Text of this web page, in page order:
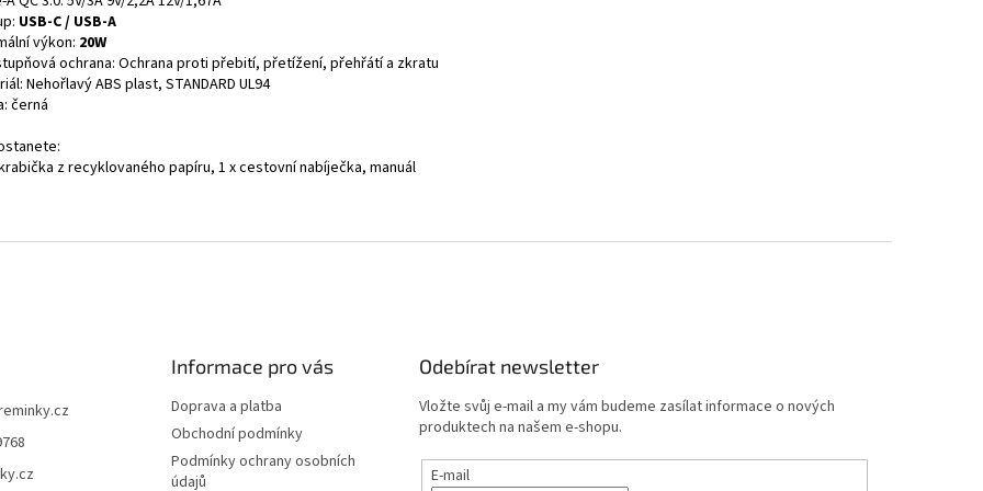
USB-C / USB-A
výkon: 20W
ochrana: Ochrana proti přebití, přetížení, přehřátí a zkratu
Nehořlavý ABS plast, STANDARD UL94
černá
z recyklovaného papíru, 1 x cestovní nabíječka, manuál
Informace pro vás
Doprava a platba
Obchodní podmínky
Podmínky ochrany osobních
údajů
Odebírat newsletter
Vložte svůj e-mail a my vám budeme zasílat informace o nových
produktech na našem e-shopu.
E-mail